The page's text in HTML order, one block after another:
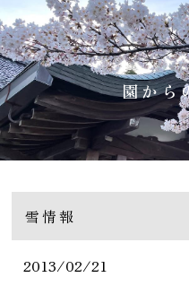
園から
雪情報
2013/02/21